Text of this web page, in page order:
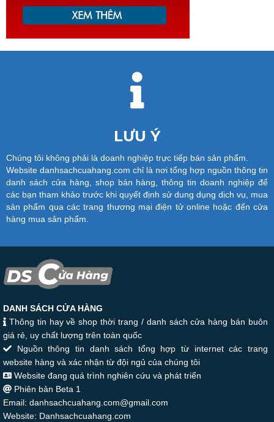
LƯU Ý
Chúng tôi không phải là doanh nghiệp trực tiếp bán sản phẩm.
Website danhsachcuahang.com chỉ là nơi tổng hợp nguồn thông tin
danh sách cửa hàng, shop bán hàng, thông tin doanh nghiệp để
các bạn tham khảo trước khi quyết định sử dung dụng dịch vụ, mua
sản phẩm qua các trang thương mại điện tử online hoặc đến cửa
hàng mua sản phẩm.
DANH SÁCH CỬA HÀNG
Thông tin hay về shop thời trang / danh sách cửa hàng bán buôn
giá rẻ, uy chất lượng trên toàn quốc
Nguồn thông tin danh sách tổng hợp từ internet các trang
website hàng và xác nhận từ đội ngủ của chúng tôi
Website đang quá trình nghiên cứu và phát triển
Phiên bản Beta 1
Email: danhsachcuahang.com@gmail.com
Website: Danhsachcuahang.com